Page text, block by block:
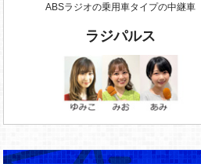
ABSラジオの乗用車タイプの中継車
ラジパルス